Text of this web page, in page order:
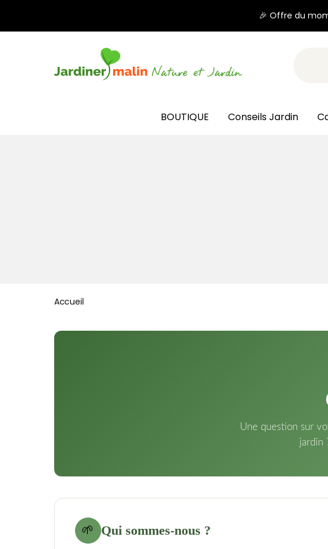
🎉 Offre du
BOUTIQUE Conseils Jardin
Accueil
Une question sur
jardin
🌱 Qui sommes-nous ?